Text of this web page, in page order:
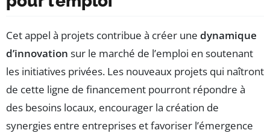
Cet appel à projets contribue à créer une dynamique
d’innovation sur le marché de l’emploi en soutenant
les initiatives privées. Les nouveaux projets qui naîtront
de cette ligne de financement pourront répondre à
des besoins locaux, encourager la création de
synergies entre entreprises et favoriser l’émergence